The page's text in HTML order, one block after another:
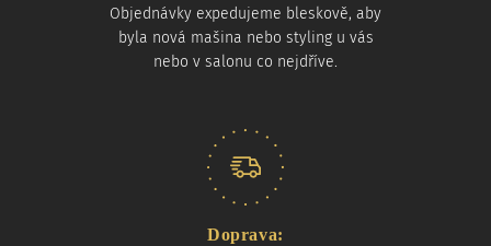
Objednávky expedujeme bleskově, aby
byla nová mašina nebo styling u vás
nebo v salonu co nejdříve.
Doprava: